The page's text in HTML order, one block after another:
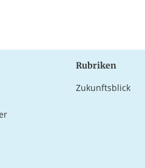
Rubriken
Zukunftsblick